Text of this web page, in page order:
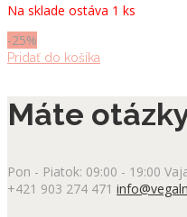
bola:
je:
Na sklade ostáva 1 ks
-25%
Pridať do košíka
Máte
Pon - Piatok: 09:00 - 19:00
+421 903 274 471